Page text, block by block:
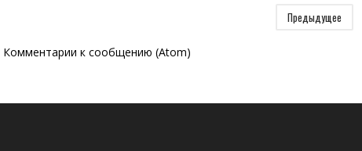
Предыдущее
Комментарии к сообщению (Atom)